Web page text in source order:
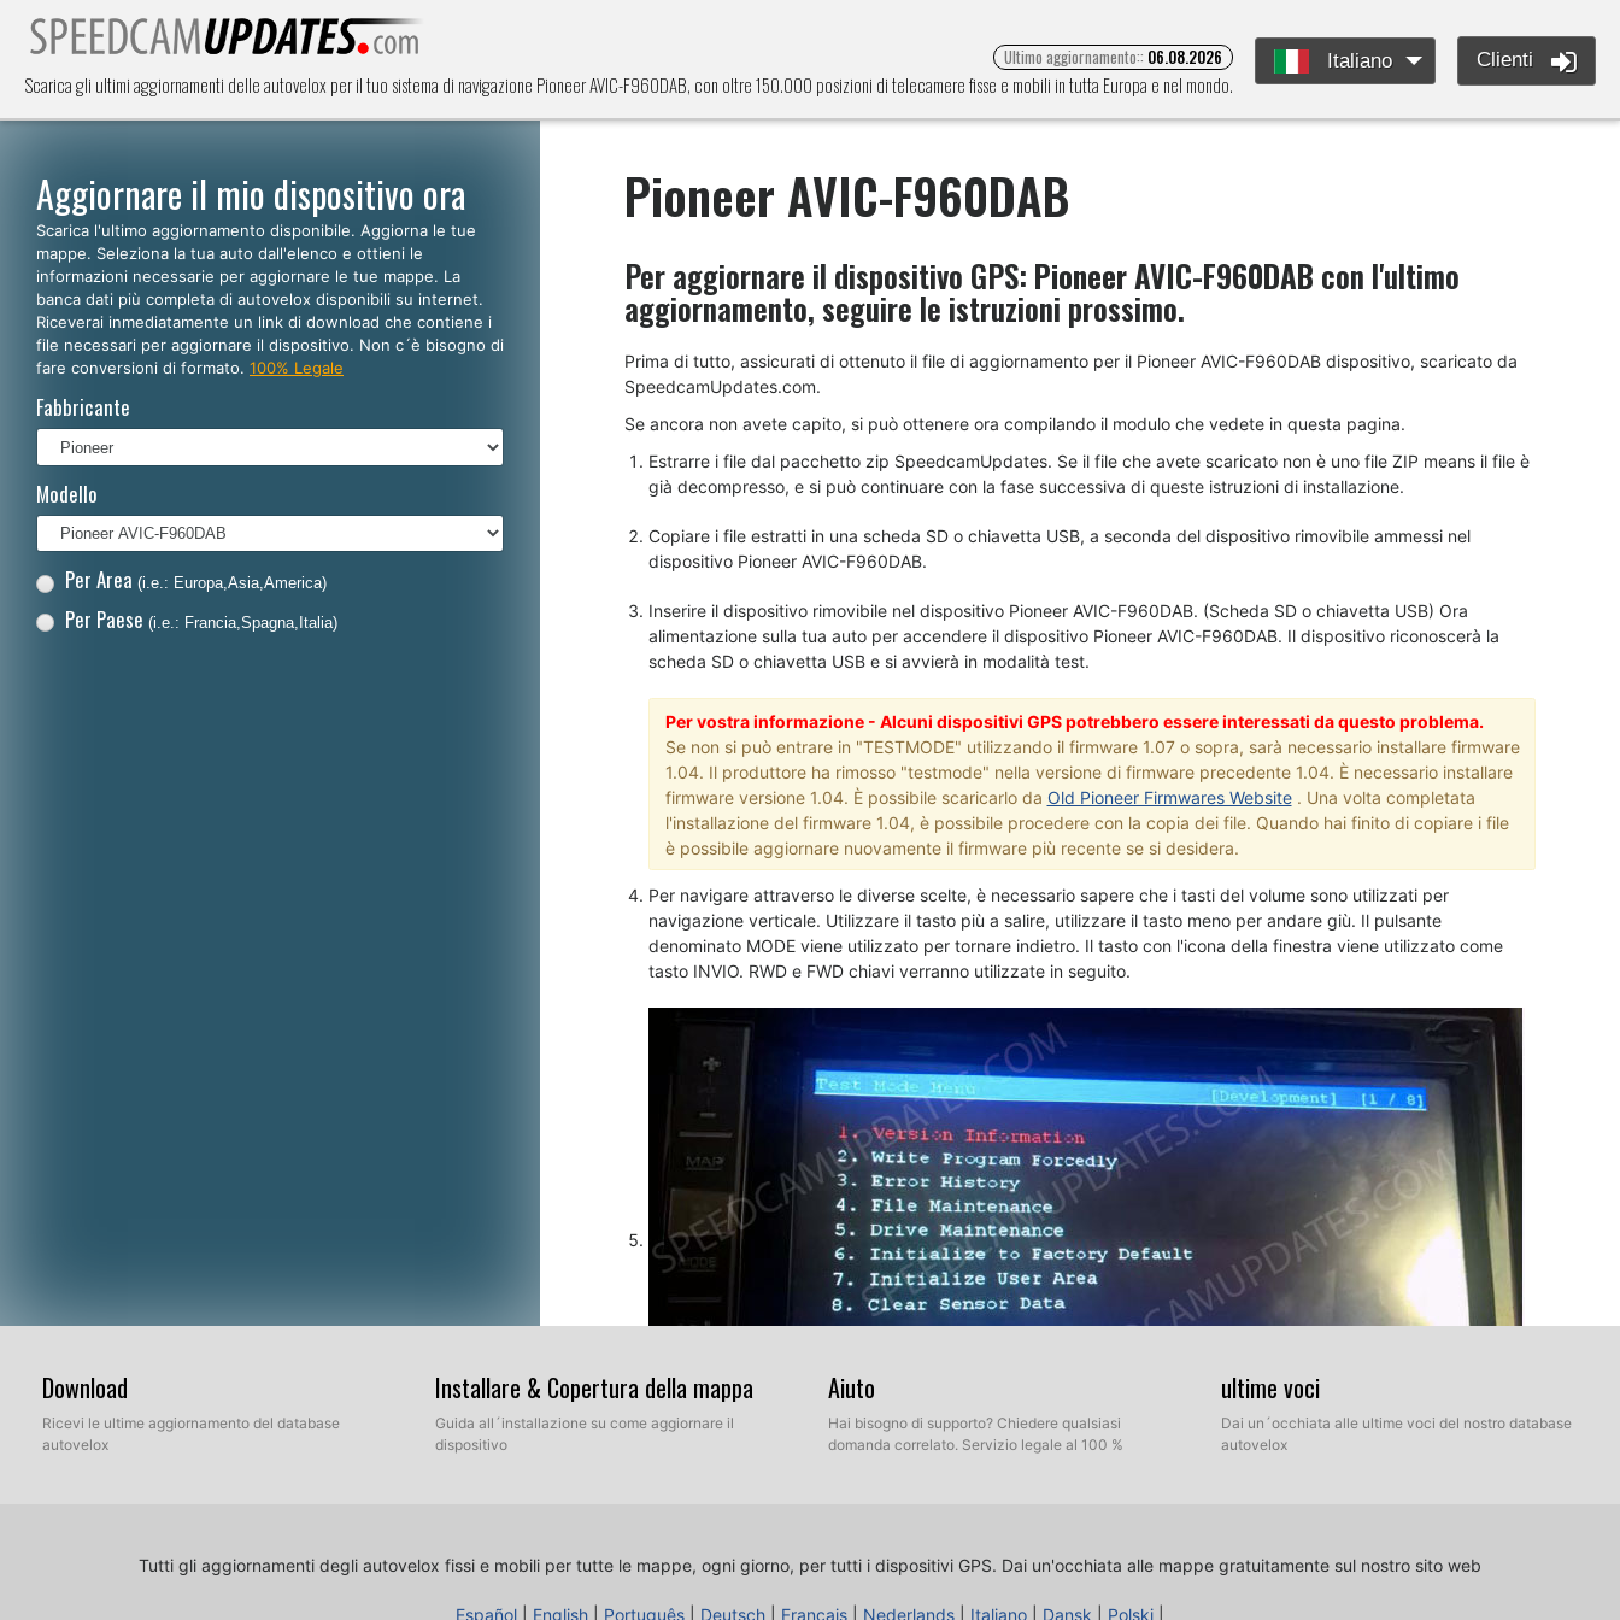
Scarica gli ultimi aggiornamenti delle autovelox per il tuo sistema di navigazione Pioneer AVIC-F960DAB, con oltre 150.000 posizioni di telecamere fisse e mobili in tutta Europa e nel mondo.
Ultimo aggiornamento:: 06.08.2026 Italiano Clienti
Aggiornare il mio dispositivo ora
Scarica l'ultimo aggiornamento disponibile. Aggiorna le tue
mappe. Seleziona la tua auto dall'elenco e ottieni le
informazioni necessarie per aggiornare le tue mappe. La
banca dati più completa di autovelox disponibili su internet.
Riceverai inmediatamente un link di download che contiene i
file necessari per aggiornare il dispositivo. Non c´è bisogno di
fare conversioni di formato. 100% Legale
Fabbricante
Modello
Per Area (i.e.: Europa,Asia,America)
Per Paese (i.e.: Francia,Spagna,Italia)
Pioneer AVIC-F960DAB
Per aggiornare il dispositivo GPS: Pioneer AVIC-F960DAB con l'ultimo
aggiornamento, seguire le istruzioni prossimo.
Prima di tutto, assicurati di ottenuto il file di aggiornamento per il Pioneer AVIC-F960DAB dispositivo, scaricato da
SpeedcamUpdates.com.
Se ancora non avete capito, si può ottenere ora compilando il modulo che vedete in questa pagina.
Estrarre i file dal pacchetto zip SpeedcamUpdates. Se il file che avete scaricato non è uno file ZIP means il file è
già decompresso, e si può continuare con la fase successiva di queste istruzioni di installazione.
Copiare i file estratti in una scheda SD o chiavetta USB, a seconda del dispositivo rimovibile ammessi nel
dispositivo Pioneer AVIC-F960DAB.
Inserire il dispositivo rimovibile nel dispositivo Pioneer AVIC-F960DAB. (Scheda SD o chiavetta USB) Ora
alimentazione sulla tua auto per accendere il dispositivo Pioneer AVIC-F960DAB. Il dispositivo riconoscerà la
scheda SD o chiavetta USB e si avvierà in modalità test.
Per vostra informazione - Alcuni dispositivi GPS potrebbero essere interessati da questo problema.
Se non si può entrare in "TESTMODE" utilizzando il firmware 1.07 o sopra, sarà necessario installare firmware
1.04. Il produttore ha rimosso "testmode" nella versione di firmware precedente 1.04. È necessario installare
firmware versione 1.04. È possibile scaricarlo da Old Pioneer Firmwares Website. Una volta completata
l'installazione del firmware 1.04, è possibile procedere con la copia dei file. Quando hai finito di copiare i file
è possibile aggiornare nuovamente il firmware più recente se si desidera.
Per navigare attraverso le diverse scelte, è necessario sapere che i tasti del volume sono utilizzati per
navigazione verticale. Utilizzare il tasto più a salire, utilizzare il tasto meno per andare giù. Il pulsante
denominato MODE viene utilizzato per tornare indietro. Il tasto con l'icona della finestra viene utilizzato come
tasto INVIO. RWD e FWD chiavi verranno utilizzate in seguito.
Download
Ricevi le ultime aggiornamento del database
autovelox
Installare & Copertura della mappa
Guida all´installazione su come aggiornare il
dispositivo
Aiuto
Hai bisogno di supporto? Chiedere qualsiasi
domanda correlato. Servizio legale al 100 %
ultime voci
Dai un´occhiata alle ultime voci del nostro database
autovelox
Tutti gli aggiornamenti degli autovelox fissi e mobili per tutte le mappe, ogni giorno, per tutti i dispositivi GPS. Dai un'occhiata alle mappe gratuitamente sul nostro sito web
Español English Português Deutsch Français Nederlands Italiano Dansk Polski